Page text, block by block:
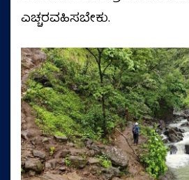
ಎಚ್ಚರವಹಿಸಬೇಕು.